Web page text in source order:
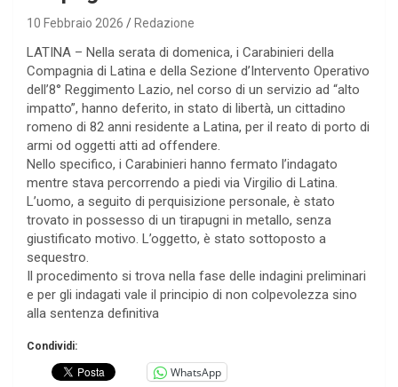
10 Febbraio 2026 Redazione
LATINA – Nella serata di domenica, i Carabinieri della
Compagnia di Latina e della Sezione d’Intervento Operativo
dell’8° Reggimento Lazio, nel corso di un servizio ad “alto
impatto”, hanno deferito, in stato di libertà, un cittadino
romeno di 82 anni residente a Latina, per il reato di porto di
armi od oggetti atti ad offendere.
Nello specifico, i Carabinieri hanno fermato l’indagato
mentre stava percorrendo a piedi via Virgilio di Latina.
L’uomo, a seguito di perquisizione personale, è stato
trovato in possesso di un tirapugni in metallo, senza
giustificato motivo. L’oggetto, è stato sottoposto a
sequestro.
Il procedimento si trova nella fase delle indagini preliminari
e per gli indagati vale il principio di non colpevolezza sino
alla sentenza definitiva
Condividi:
WhatsApp